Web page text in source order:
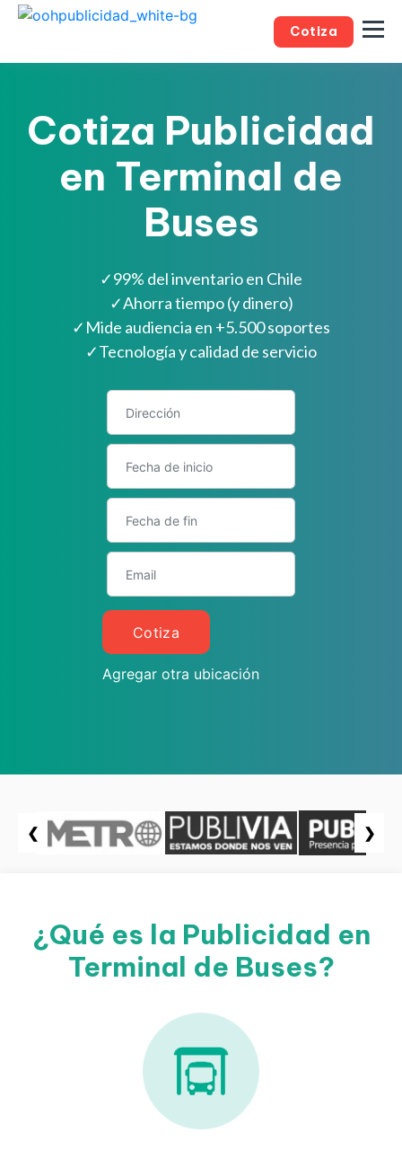
Cotiza
Cotiza Publicidad
en Terminal de
Buses
✓99% del inventario en Chile
✓Ahorra tiempo (y dinero)
✓ Mide audiencia en +5.500 soportes
✓Tecnología y calidad de servicio
Cotiza
Agregar otra ubicación
❮ ❯
¿Qué es la Publicidad en
Terminal de Buses?